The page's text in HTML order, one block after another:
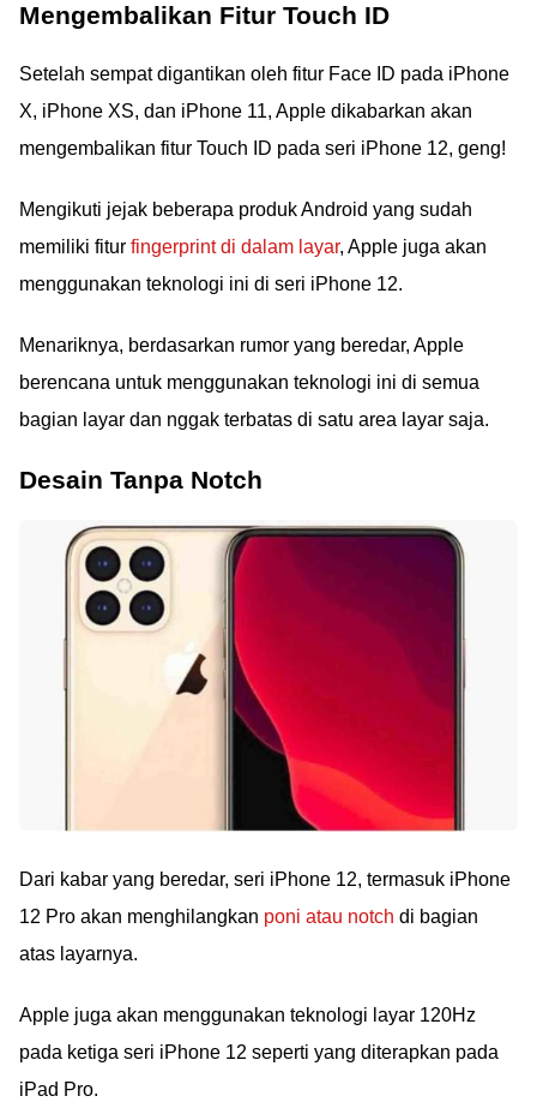
Mengembalikan Fitur Touch ID
Setelah sempat digantikan oleh fitur Face ID pada iPhone
X, iPhone XS, dan iPhone 11, Apple dikabarkan akan
mengembalikan fitur Touch ID pada seri iPhone 12, geng!
Mengikuti jejak beberapa produk Android yang sudah
memiliki fitur fingerprint di dalam layar, Apple juga akan
menggunakan teknologi ini di seri iPhone 12.
Menariknya, berdasarkan rumor yang beredar, Apple
berencana untuk menggunakan teknologi ini di semua
bagian layar dan nggak terbatas di satu area layar saja.
Desain Tanpa Notch
Dari kabar yang beredar, seri iPhone 12, termasuk iPhone
12 Pro akan menghilangkan poni atau notch di bagian
atas layarnya.
Apple juga akan menggunakan teknologi layar 120Hz
pada ketiga seri iPhone 12 seperti yang diterapkan pada
iPad Pro.